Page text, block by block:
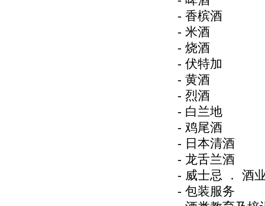
- 香槟酒
- 米酒
- 烧酒
- 伏特加
- 黄酒
- 烈酒
- 白兰地
- 鸡尾酒
- 日本清酒
- 龙舌兰酒
- 威士忌 ． 酒
- 包装服务